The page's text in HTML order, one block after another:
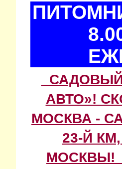
АВТО»!
МОСКВА -
23-Й
МОСКВЫ!